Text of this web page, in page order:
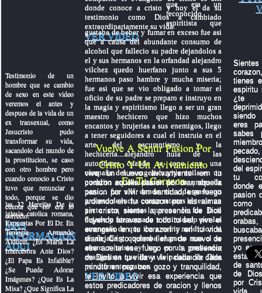
Testimonio de un
hombre que se cambio
de sexo en este video
veremos el antes y
despues de la vida de un
ex transexual, como
Jesucristo pudo
transformar su vida,
sacandolo del mundo de
la prostitucion, se caso
con otro hombre pero
cuando conocio a Cristo
tuvo que renunciar a
todo, porque se dio
cuenta que no era lo
correcto.
MAS
INFORMACION
AQUI
las 32 Herejías De la
iglesia catolica romana,
Expuestas Por El Dr. En
Teología Armando
Alducin. ¿Es María La
Intercesora Ante Dios?
¿El Papa Es Infalible?
¿Se Puede Adorar
Imágenes? ¿Que Es La
Misa? ¿Que Significa La
donde conoce a cristo y hoy el da su
testimonio como Dios a cambiado
extraordinariamente su vida.
VER VIDEO
que era un
reconocido
espiritista que
gustaba de beber y fumar en exceso fue asi
que a causa del abundante consumo de
alcohol que fallecio su padre dejandolos a
el y sus hermanos en la orfandad alejandro
vilchez quedo huerfano junto a sus 5
hermanos paso hambre y mucha miseria;
fue asi que se vio obligado a tomar el
oficio de su padre se preparo e instruyo en
la magia y espiritismo llego a ser un gran
maestro hechicero que hizo muchos
encantos y brujerias a sus enemigos, llego
a tener seguidores a cual el instruia en el
arte del oscurantismo y la
hechiceria....alejandro huia de las
autoridares cuando se topo con una
campaña del evangelista yiye avila en un
pueblito en las alturas de los andes de
peru.... fue alli donde su vida paso un
proceso de lucha contra satanas el tenia un
pacto con satanas que no le fue facil
dejarlo y fue acosado e intimidado por las
amenazas de que iba a sufrir maldicion si
se alejaba y quebraba el pacto mas el se
aferro a cristo y hoy es un predicador
evangelista que lleva la palabra de Dios
por diferentes paises.
VER VIDEO
Vuelve A Sentir Pasion Por
Cristo Y Un Avivamiento
En Tu Corazon
vive un nuevo avivamiento en tu
corazon aquella pasion por orar, aquella
pasion por vivir en santidad, ese fuego
ardiendo en tu corazon por las almas
sin cristo, siente la presencia de Dios
fluyendo atravez de todo tu ser, vive el
evangelio en tu corazon y en tu vida
diaria, Cristo quiere llenar de nuevo de
ese aceite ese fuego por la presencia
de Dios en tu vida y vivir cada dia cada
minuto en paz con gozo y tranquilidad,
te invito a vivir esa experiencia que
estos predicadores de oracion y llenos
tienes
espiritu
¿te
siendo
eres
sabes
del
tu
donde
pasion
como
yo
estas
de
de
por
vida